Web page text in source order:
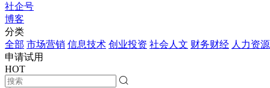
社企号
博客
分类
全部 市场营销 信息技术 创业投资 社会人文 财务财经 人力资源
申请试用
HOT